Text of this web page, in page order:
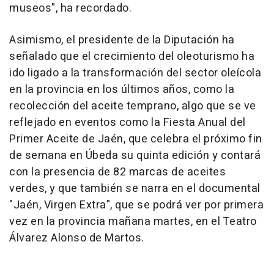
museos", ha recordado.
Asimismo, el presidente de la Diputación ha
señalado que el crecimiento del oleoturismo ha
ido ligado a la transformación del sector oleícola
en la provincia en los últimos años, como la
recolección del aceite temprano, algo que se ve
reflejado en eventos como la Fiesta Anual del
Primer Aceite de Jaén, que celebra el próximo fin
de semana en Úbeda su quinta edición y contará
con la presencia de 82 marcas de aceites
verdes, y que también se narra en el documental
"Jaén, Virgen Extra", que se podrá ver por primera
vez en la provincia mañana martes, en el Teatro
Álvarez Alonso de Martos.